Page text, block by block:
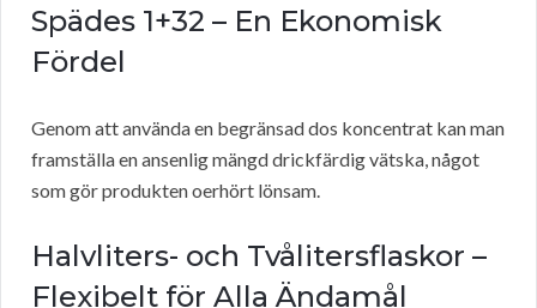
Spädes 1+32 – En Ekonomisk
Fördel
Genom att använda en begränsad dos koncentrat kan man
framställa en ansenlig mängd drickfärdig vätska, något
som gör produkten oerhört lönsam.
Halvliters- och Tvålitersflaskor –
Flexibelt för Alla Ändamål